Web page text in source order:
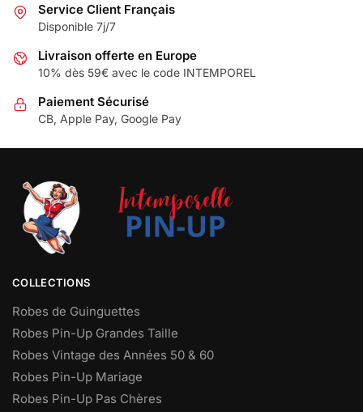
Service Client Français
Disponible 7j/7
Livraison offerte en Europe
10% dès 59€ avec le code INTEMPOREL
Paiement Sécurisé
CB, Apple Pay, Google Pay
COLLECTIONS
Robes de Guinguettes
Robes Pin-Up Grandes Taille
Robes Vintage des Années 50 & 60
Robes Pin-Up Mariage
Robes Pin-Up Pas Chères